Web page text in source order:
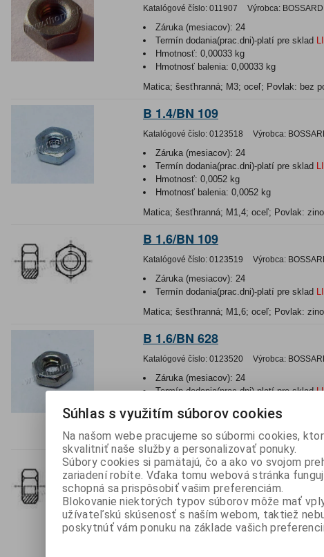
Katalógové číslo: 011907 Výrobca: BOSSARD
Záruka (mesiacov): 24
Termín dodania(prac.dni)-platí pre sklad
Hmotnosť: 0,00033 kg
Hmotnosť balenia: 0,00033 kg
Matica; šesťhranná; M3; oceľ; Povlak: bez
B 1.4/BN 109
Katalógové číslo: 0123518 Výrobca:
Záruka (mesiacov): 24
Termín dodania(prac.dni)-platí pre sklad
Hmotnosť: 0,0052 kg
Hmotnosť balenia: 0,0052 kg
Matica; šesťhranná; M1,4; oceľ; Povlak:
B 1.6/BN 109
Katalógové číslo: 0123519 Výrobca:
Záruka (mesiacov): 24
Termín dodania(prac.dni)-platí pre sklad
Matica; šesťhranná; M1,6; oceľ; Povlak:
B 1.6/BN 628
Katalógové číslo: 0123520 Výrobca:
Záruka (mesiacov): 24
Termín dodania(prac.dni)-platí pre sklad
Hmotnosť balenia: 5E-05 kg
Matica; šesťhranná; M1,6; antikorová oceľ
B 1.8/BN 109
Katalógové číslo:0123522 Výrobca:
Záruka (mesiacov):24
Termín dodania(prac.dni)-platí pre sklad
Hmotnosť:0,0001 kg
Súhlas s využitím súborov cookies
Na našom webe pracujeme so súbormi cookies,
skvalitniť naše služby a personalizovať ponuky.
Súbory cookies si pamätajú, čo a ako vo svojom
zariadení robíte. Vďaka tomu webová stránka
schopná sa prispôsobiť vašim preferenciám.
Blokovanie niektorých typov súborov môže mať
užívateľskú skúsenosť s naším webom, taktiež
poskytnúť vám ponuku na základe vašich